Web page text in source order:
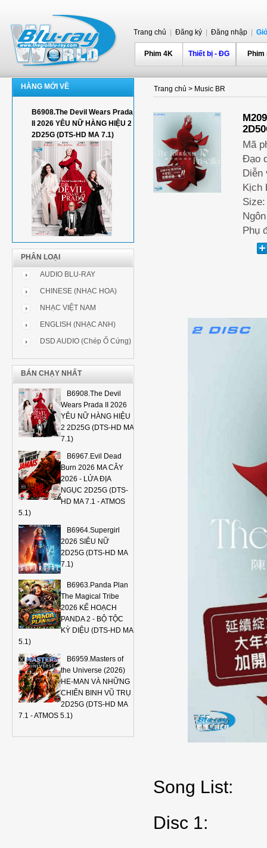
Trang chủ Đăng ký Đăng nhập
Phim 4K Thiết bị - ĐG
HÀNG MỚI VỀ
B6908.The Devil Wears Prada
II 2026 YÊU NỮ HÀNG HIỆU 2
2D25G (DTS-HD MA 7.1)
PHÂN LOẠI
AUDIO BLU-RAY
CHINESE (NHẠC HOA)
NHẠC VIỆT NAM
ENGLISH (NHẠC ANH)
DSD AUDIO (Chép Ổ Cứng)
BÁN CHẠY NHẤT
B6908.The Devil
Wears Prada II 2026
YÊU NỮ HÀNG HIỆU
2 2D25G (DTS-HD MA
7.1)
B6967.Evil Dead
Burn 2026 MA CÂY
2026 - LỬA ĐỊA
NGỤC 2D25G (DTS-
HD MA 7.1 - ATMOS
5.1)
B6964.Supergirl
2026 SIÊU NỮ
2D25G (DTS-HD MA
7.1)
B6963.Panda Plan
The Magical Tribe
2026 KẾ HOẠCH
PANDA 2 - BỘ TỘC
KỲ DIỆU (DTS-HD MA
5.1)
B6959.Masters of
the Universe (2026)
HE-MAN VÀ NHỮNG
CHIẾN BINH VŨ TRỤ
2D25G (DTS-HD MA
7.1 - ATMOS 5.1)
Trang chủ > Music BR
Mã
Đạo
Diễn
Kịch
Phụ
Song List:
Disc 1: